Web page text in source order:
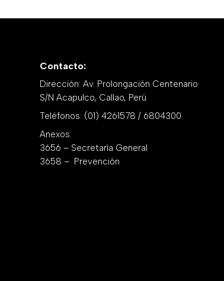
Contacto:
Dirección: Av. Prolongación Centenario
S/N Acapulco, Callao, Perú.
Teléfonos: (01) 4261578 / 6804300
Anexos:
3656 – Secretaría General
3658 – Prevención